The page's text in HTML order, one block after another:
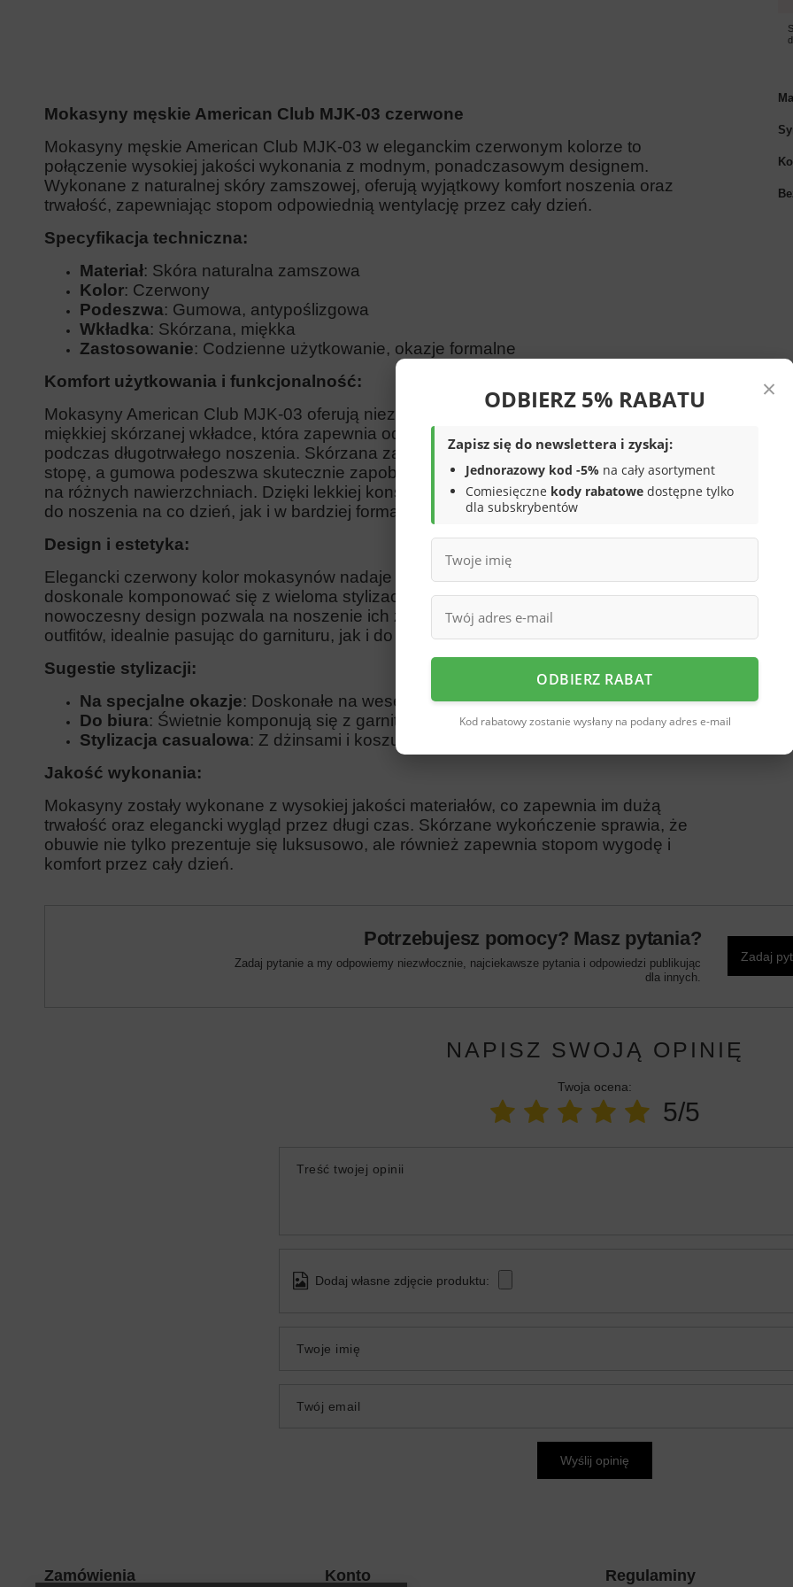
Mokasyny męskie American Club MJK-03 czerwone
Mokasyny męskie American Club MJK-03 w eleganckim czerwonym kolorze to
połączenie wysokiej jakości wykonania z modnym, ponadczasowym designem.
Wykonane z naturalnej skóry zamszowej, oferują wyjątkowy komfort noszenia oraz
trwałość, zapewniając stopom odpowiednią wentylację przez cały dzień.
Specyfikacja techniczna:
Materiał: Skóra naturalna zamszowa
Kolor: Czerwony
Podeszwa: Gumowa, antypoślizgowa
Wkładka: Skórzana, miękka
Zastosowanie: Codzienne użytkowanie, okazje formalne
Komfort użytkowania i funkcjonalność:
Mokasyny American Club MJK-03 oferują niezrównany komfort dzięki zastosowanej
miękkiej skórzanej wkładce, która zapewnia odpowiednie podparcie i wygodę nawet
podczas długotrwałego noszenia. Skórzana zamszowa cholewka przyjemnie dotyka
stopę, a gumowa podeszwa skutecznie zapobiega poślizgowi, zapewniając stabilność
na różnych nawierzchniach. Dzięki lekkiej konstrukcji, mokasyny są wygodne zarówno
do noszenia na co dzień, jak i w bardziej formalnych okolicznościach.
Design i estetyka:
Elegancki czerwony kolor mokasynów nadaje im charakteru i sprawia, że będą
doskonale komponować się z wieloma stylizacjami. Ich klasyczny, ale zarazem
nowoczesny design pozwala na noszenie ich zarówno do casualowych, jak i formalnych
outfitów, idealnie pasując do garnituru, jak i do mniej formalnych zestawów.
Sugestie stylizacji:
Na specjalne okazje: Doskonałe na wesela, przyjęcia czy wieczorne wyjścia.
Do biura: Świetnie komponują się z garniturem lub eleganckimi spodniami.
Stylizacja casualowa: Z dżinsami i koszulą stworzą ciekawy, codzienny look.
Jakość wykonania:
Mokasyny zostały wykonane z wysokiej jakości materiałów, co zapewnia im dużą
trwałość oraz elegancki wygląd przez długi czas. Skórzane wykończenie sprawia, że
obuwie nie tylko prezentuje się luksusowo, ale również zapewnia stopom wygodę i
komfort przez cały dzień.
Potrzebujesz pomocy? Masz pytania?
Zadaj pytanie a my odpowiemy niezwłocznie, najciekawsze pytania i odpowiedzi publikując
dla innych.
Zadaj
NAPISZ SWOJĄ OPINIĘ
Twoja ocena:
5/5
Treść twojej opinii
Dodaj własne zdjęcie produktu:
Twoje imię
Twój email
Wyślij opinię
Zamówienia Konto Regulaminy
×
ODBIERZ 5% RABATU
Zapisz się do newslettera i zyskaj:
Jednorazowy kod -5% na cały asortyment
Comiesięczne kody rabatowe dostępne tylko
dla subskrybentów
ODBIERZ RABAT
Kod rabatowy zostanie wysłany na podany adres e-mail